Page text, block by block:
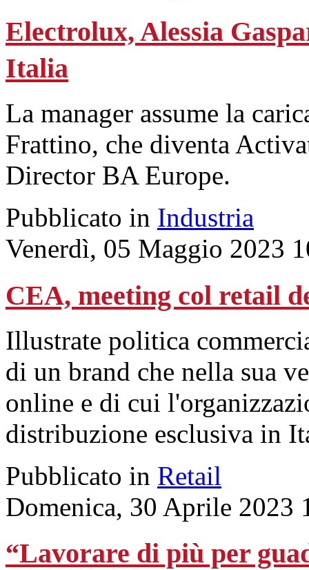
Electrolux, Alessia
Italia
La manager assume la
Frattino, che diventa
Director BA Europe.
Pubblicato in Industria
Venerdì, 05 Maggio 2023
CEA, meeting col retail
Illustrate politica
di un brand che nella sua
online e di cui
distribuzione esclusiva in
Pubblicato in Retail
Domenica, 30 Aprile 2023
“Lavorare di più per